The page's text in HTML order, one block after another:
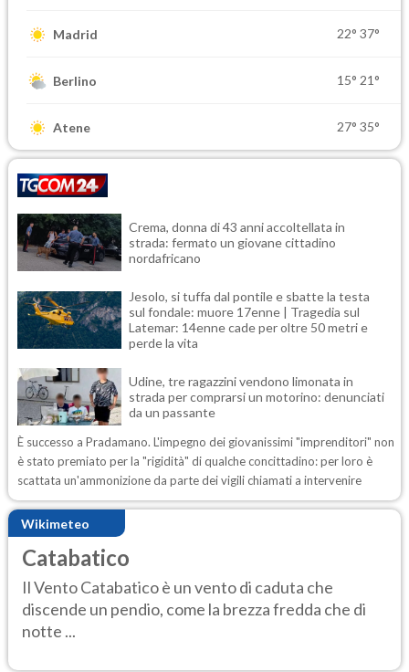
Madrid 22° 37°
Berlino 15° 21°
Atene 27° 35°
Crema, donna di 43 anni accoltellata in
strada: fermato un giovane cittadino
nordafricano
Jesolo, si tuffa dal pontile e sbatte la testa
sul fondale: muore 17enne | Tragedia sul
Latemar: 14enne cade per oltre 50 metri e
perde la vita
Udine, tre ragazzini vendono limonata in
strada per comprarsi un motorino: denunciati
da un passante
È successo a Pradamano. L'impegno dei giovanissimi "imprenditori" non
è stato premiato per la "rigidità" di qualche concittadino: per loro è
scattata un'ammonizione da parte dei vigili chiamati a intervenire
Wikimeteo
Catabatico
Il Vento Catabatico è un vento di caduta che
discende un pendio, come la brezza fredda che di
notte ...